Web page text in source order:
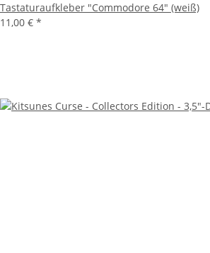
Tastaturaufkleber "Commodore 64" (weiß)
11,00 € *